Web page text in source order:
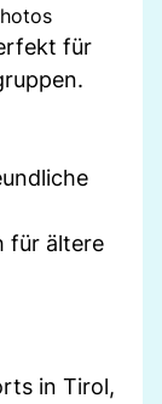
für
für ältere
in Tirol,